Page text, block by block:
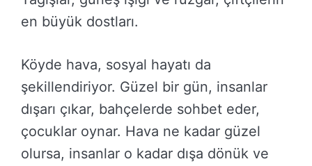
en büyük dostları.
Köyde hava, sosyal hayatı da
şekillendiriyor. Güzel bir gün, insanlar
dışarı çıkar, bahçelerde sohbet eder,
çocuklar oynar. Hava ne kadar güzel
olursa, insanlar o kadar dışa dönük ve